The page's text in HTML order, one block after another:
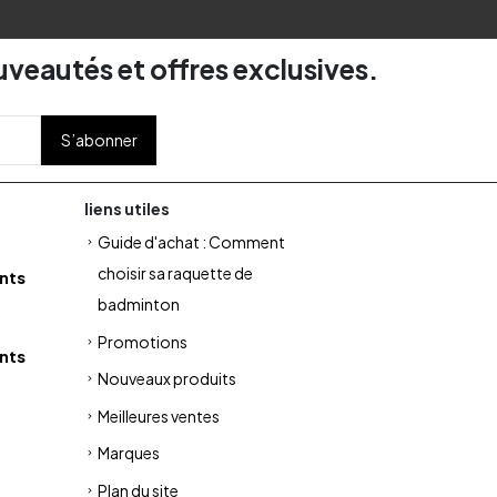
et offres exclusives.
liens utiles
Guide d'achat : Comment
choisir sa raquette de
badminton
Promotions
Nouveaux produits
Meilleures ventes
Marques
Plan du site